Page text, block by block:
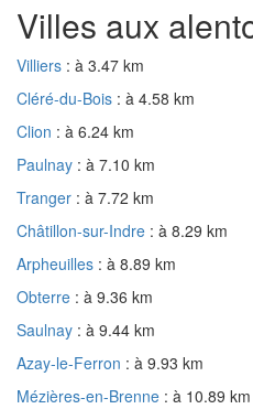
Villes aux
Villiers : à 3.47 km
Cléré-du-Bois : à 4.58 km
Clion : à 6.24 km
Paulnay : à 7.10 km
Tranger : à 7.72 km
Châtillon-sur-Indre : à 8.29 km
Arpheuilles : à 8.89 km
Obterre : à 9.36 km
Saulnay : à 9.44 km
Azay-le-Ferron : à 9.93 km
Mézières-en-Brenne : à 10.89 km